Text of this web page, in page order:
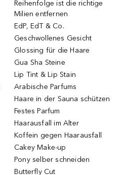
Reihenfolge ist die richtige
Milien entfernen
EdP, EdT & Co.
Geschwollenes Gesicht
Glossing für die Haare
Gua Sha Steine
Lip Tint & Lip Stain
Arabische Parfums
Haare in der Sauna schützen
Festes Parfum
Haarausfall im Alter
Koffein gegen Haarausfall
Cakey Make-up
Pony selber schneiden
Butterfly Cut